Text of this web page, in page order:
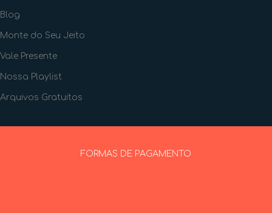
Blog
Monte do Seu Jeito
Vale Presente
Nossa Playlist
Arquivos Gratuitos
FORMAS DE PAGAMENTO